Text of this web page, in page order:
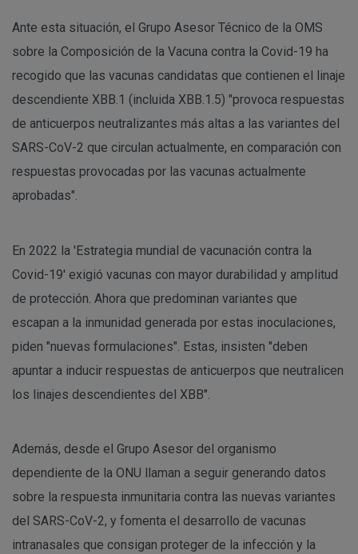
Ante esta situación, el Grupo Asesor Técnico de la OMS
sobre la Composición de la Vacuna contra la Covid-19 ha
recogido que las vacunas candidatas que contienen el linaje
descendiente XBB.1 (incluida XBB.1.5) "provoca respuestas
de anticuerpos neutralizantes más altas a las variantes del
SARS-CoV-2 que circulan actualmente, en comparación con
respuestas provocadas por las vacunas actualmente
aprobadas".
En 2022 la 'Estrategia mundial de vacunación contra la
Covid-19' exigió vacunas con mayor durabilidad y amplitud
de protección. Ahora que predominan variantes que
escapan a la inmunidad generada por estas inoculaciones,
piden "nuevas formulaciones". Estas, insisten "deben
apuntar a inducir respuestas de anticuerpos que neutralicen
los linajes descendientes del XBB".
Además, desde el Grupo Asesor del organismo
dependiente de la ONU llaman a seguir generando datos
sobre la respuesta inmunitaria contra las nuevas variantes
del SARS-CoV-2, y fomenta el desarrollo de vacunas
intranasales que consigan proteger de la infección y la